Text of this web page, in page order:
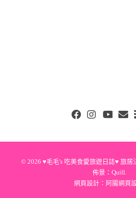
© 2026 ♥毛毛's 吃美食愛旅遊日誌♥ 旅居
佈景： Quill
網頁設計： 阿腸網頁